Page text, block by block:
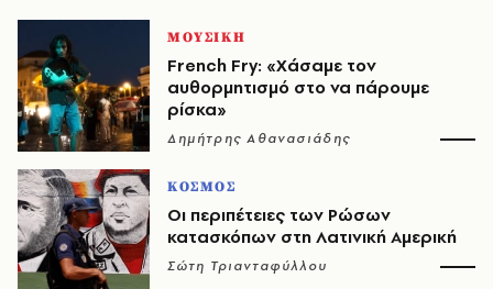
ΜΟΥΣΙΚΗ
French Fry: «Χάσαμε τον
αυθορμητισμό στο να πάρουμε
ρίσκα»
Δημήτρης Αθανασιάδης
ΚΟΣΜΟΣ
Οι περιπέτειες των Ρώσων
κατασκόπων στη Λατινική Αμερική
Σώτη Τριανταφύλλου